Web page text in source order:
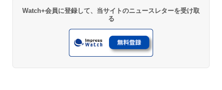
Watch+会員に登録して、当サイトのニュースレターを受け取
る